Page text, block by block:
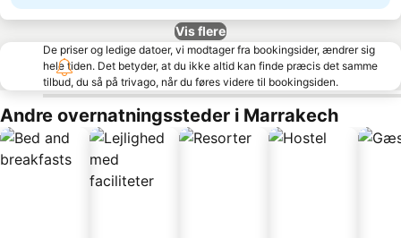
Vis flere
De priser og ledige datoer, vi modtager fra bookingsider, ændrer sig
hele tiden. Det betyder, at du ikke altid kan finde præcis det samme
tilbud, du så på trivago, når du føres videre til bookingsiden.
Andre overnatningssteder i Marrakech